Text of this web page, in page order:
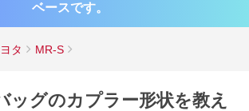
ベースです。
ヨタ MR-S
ッグのカプラー形状を教え